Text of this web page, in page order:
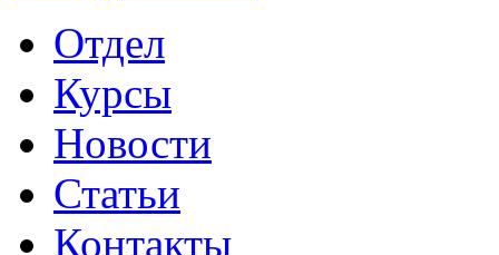
Отдел
Курсы
Новости
Статьи
Контакты